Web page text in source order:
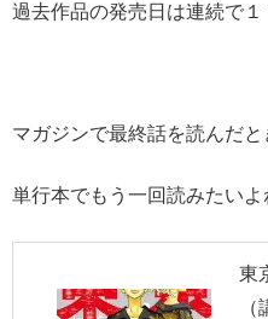
過去作品の発売日は連続で１
マガジンで最終話を読んだ
単行本でもう一回読みたいよ
東